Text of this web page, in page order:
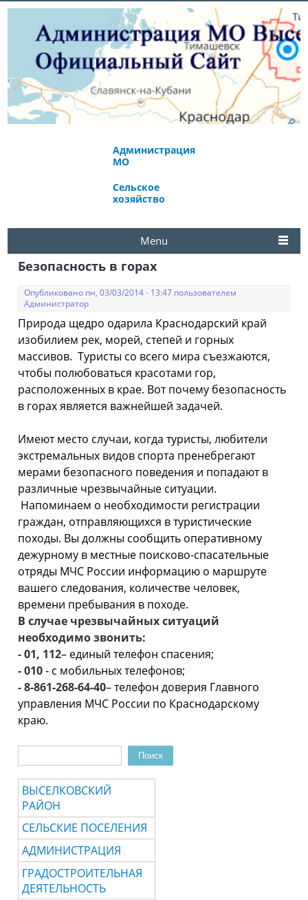
Администрация
МО
Сельское
хозяйство
Menu
Безопасность в горах
Опубликовано пн, 03/03/2014 - 13:47 пользователем
Администратор
Природа щедро одарила Краснодарский край
изобилием рек, морей, степей и горных
массивов. Туристы со всего мира съезжаются,
чтобы полюбоваться красотами гор,
расположенных в крае. Вот почему безопасность
в горах является важнейшей задачей.
Имеют место случаи, когда туристы, любители
экстремальных видов спорта пренебрегают
мерами безопасного поведения и попадают в
различные чрезвычайные ситуации.
Напоминаем о необходимости регистрации
граждан, отправляющихся в туристические
походы. Вы должны сообщить оперативному
дежурному в местные поисково-спасательные
отряды МЧС России информацию о маршруте
вашего следования, количестве человек,
времени пребывания в походе.
В случае чрезвычайных ситуаций
необходимо звонить:
-01, 112– единый телефон спасения;
-010- с мобильных телефонов;
-8-861-268-64-40– телефон доверия Главного
управления МЧС России по Краснодарскому
краю.
Поиск
ВЫСЕЛКОВСКИЙ
РАЙОН
СЕЛЬСКИЕ ПОСЕЛЕНИЯ
АДМИНИСТРАЦИЯ
ГРАДОСТРОИТЕЛЬНАЯ
ДЕЯТЕЛЬНОСТЬ